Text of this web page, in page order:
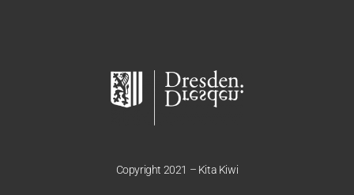
Copyright 2021 – Kita Kiwi